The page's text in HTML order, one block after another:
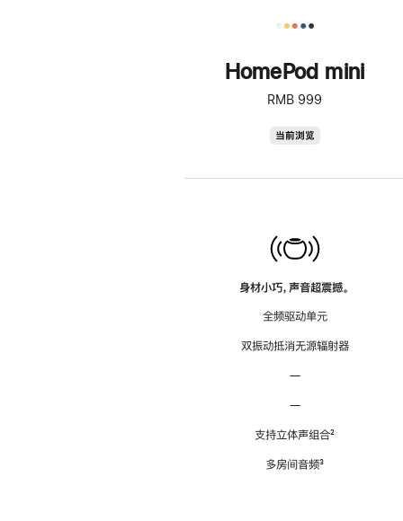
HomePod mini
RMB 999
当前浏览
身材小巧，声音超震撼。
全频驱动单元
双振动抵消无源辐射器
—
—
支持立体声组合脚
²
多房间音频脚
³